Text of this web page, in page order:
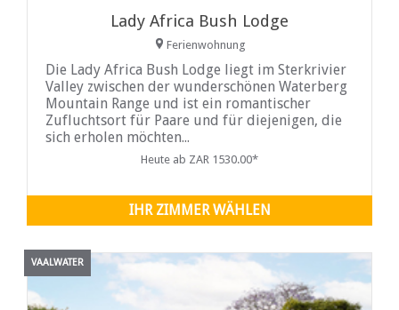
Lady Africa Bush Lodge
Ferienwohnung
Die Lady Africa Bush Lodge liegt im Sterkrivier
Valley zwischen der wunderschönen Waterberg
Mountain Range und ist ein romantischer
Zufluchtsort für Paare und für diejenigen, die
sich erholen möchten...
Heute ab ZAR 1530.00*
IHR ZIMMER WÄHLEN
VAALWATER